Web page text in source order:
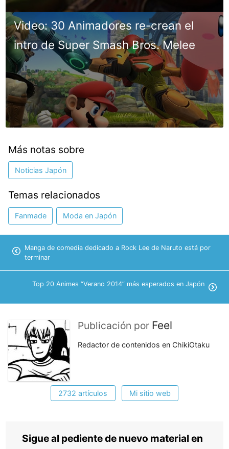
Video: 30 Animadores re-crean el
intro de Super Smash Bros. Melee
Más notas sobre
Noticias Japón
Temas relacionados
Fanmade Moda en Japón
Manga de comedia dedicado a Rock Lee de Naruto está por
terminar
Top 20 Animes “Verano 2014” más esperados en Japón
Publicación por Feel
Redactor de contenidos en ChikiOtaku
2732 artículos Mi sitio web
Sigue al pediente de nuevo material en